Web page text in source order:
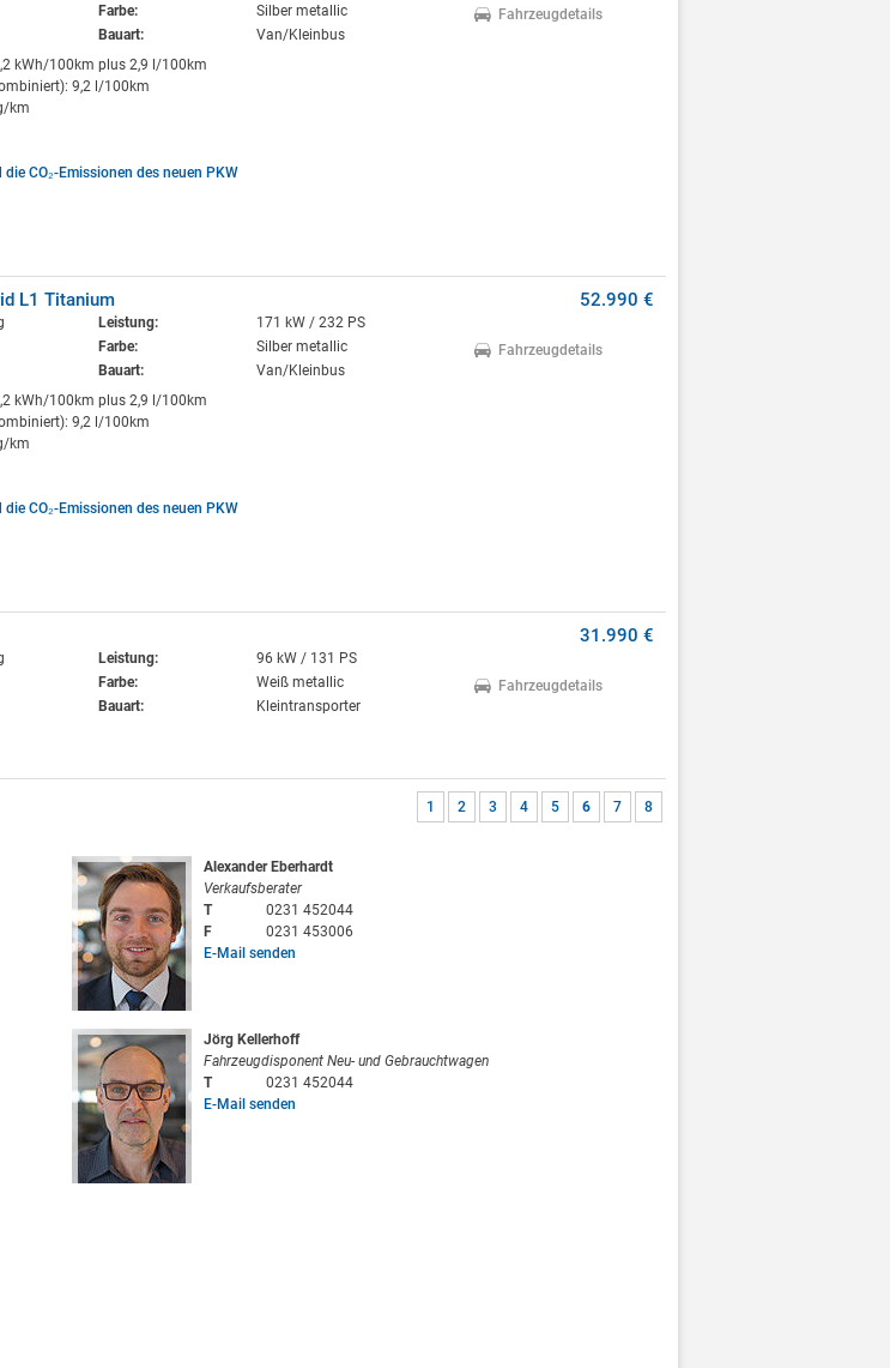
Farbe:
Silber metallic
Bauart:
Van/Kleinbus
kWh/100km plus 2,9 l/100km
9,2 l/100km
km
CO₂-Emissionen des neuen PKW
Fahrzeugdetails
L1 Titanium
Leistung:
171 kW / 232 PS
Farbe:
Silber metallic
Bauart:
Van/Kleinbus
kWh/100km plus 2,9 l/100km
9,2 l/100km
km
CO₂-Emissionen des neuen PKW
52.990 €
Fahrzeugdetails
Leistung:
96 kW / 131 PS
Farbe:
Weiß metallic
Bauart:
Kleintransporter
31.990 €
Fahrzeugdetails
1 2 3 4 5 6 7 8
Alexander Eberhardt
Verkaufsberater
T
0231 452044
F
0231 453006
E-Mail senden
Jörg Kellerhoff
Fahrzeugdisponent Neu- und Gebrauchtwagen
T
0231 452044
E-Mail senden